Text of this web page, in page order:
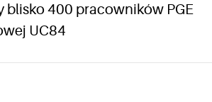
blisko 400 pracowników PGE
UC84